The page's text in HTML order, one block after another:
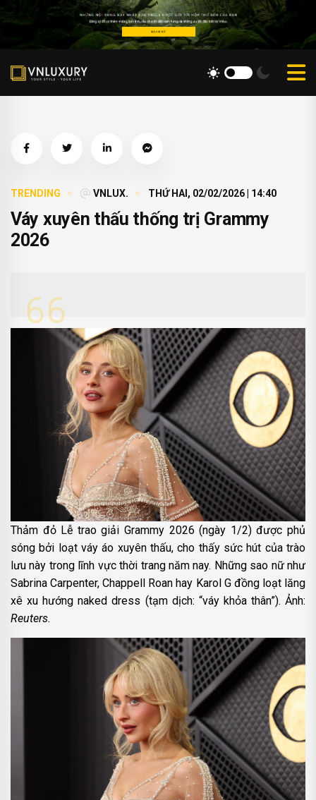
TRENDING VNLUX. THỨ HAI, 02/02/2026 | 14:40
Váy xuyên thấu thống trị Grammy
2026
Thảm đỏ Lễ trao giải Grammy 2026 (ngày 1/2) được phủ
sóng bởi loạt váy áo xuyên thấu, cho thấy sức hút của trào
lưu này trong lĩnh vực thời trang năm nay. Những sao nữ như
Sabrina Carpenter, Chappell Roan hay Karol G đồng loạt lăng
xê xu hướng naked dress (tạm dịch: “váy khỏa thân”). Ảnh:
Reuters.